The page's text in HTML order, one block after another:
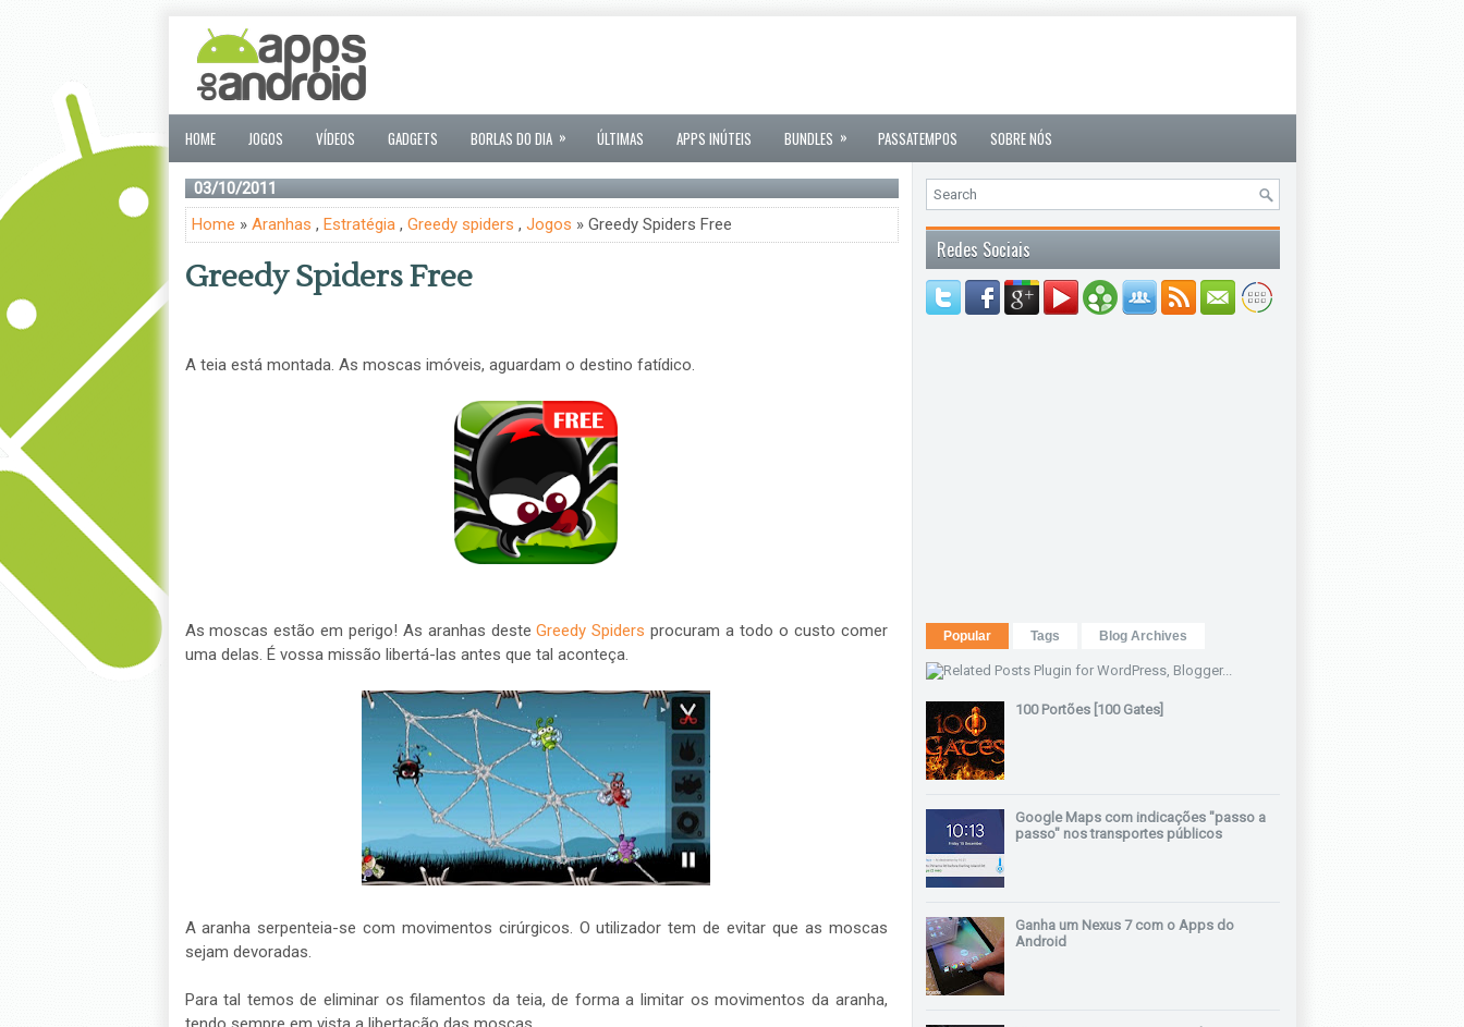
HOME JOGOS VÍDEOS GADGETS BORLAS DO DIA » ÚLTIMAS APPS INÚTEIS BUNDLES » PASSATEMPOS SOBRE NÓS
03/10/2011
Home » Aranhas , Estratégia, Greedy spiders , Jogos » Greedy Spiders Free
Greedy Spiders Free
A teia está montada. As moscas imóveis, aguardam o destino fatídico.
As moscas estão em perigo! As aranhas desteGreedy Spiders procuram a todo o custo comer
uma delas. É vossa missão libertá-las antes que tal aconteça.
A aranha serpenteia-se com movimentos cirúrgicos. O utilizador tem de evitar que as moscas
sejam devoradas.
Para tal temos de eliminar os filamentos da teia, de forma a limitar os movimentos da aranha,
Redes Sociais
Popular Tags Blog Archives
100 Portões [100 Gates]
Google Maps com indicações "passo a
passo" nos transportes públicos
Ganha um Nexus 7 com o Apps do
Android